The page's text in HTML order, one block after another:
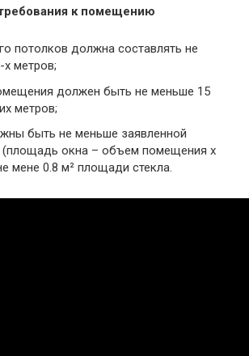
к помещению
потолков должна составлять не
метров;
должен быть не меньше 15
метров;
быть не меньше заявленной
окна – объем помещения х
мене 0.8 м² площади стекла.